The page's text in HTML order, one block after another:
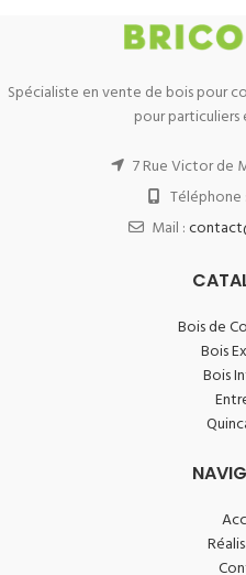
Spécialiste en vente de bois pour
pour particuliers
7 Rue Victor de
Téléphone :
Mail :
Bois de
Bois
Bois